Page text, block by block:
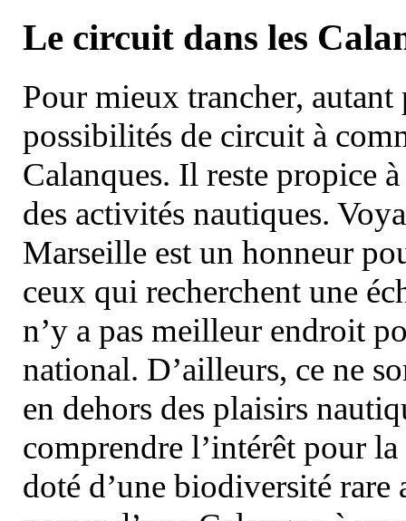
Le circuit dans les
Pour mieux trancher, autant
possibilités de circuit à
Calanques. Il reste propice
des activités nautiques.
Marseille est un honneur
ceux qui recherchent une
n’y a pas meilleur endroit
national. D’ailleurs, ce ne
en dehors des plaisirs
comprendre l’intérêt pour
doté d’une biodiversité